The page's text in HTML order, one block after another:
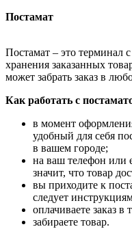
Постамат
Постамат – это терминал
хранения заказанных
может забрать заказ в
Как работать с
в момент
удобный для себя
в вашем городе;
на ваш телефон или
значит, что товар
вы приходите к
следует
оплачиваете заказ в
забираете товар.